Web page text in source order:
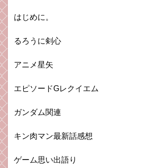
はじめに。
るろうに剣心
アニメ星矢
エピソードGレクイエム
ガンダム関連
キン肉マン最新話感想
ゲーム思い出語り